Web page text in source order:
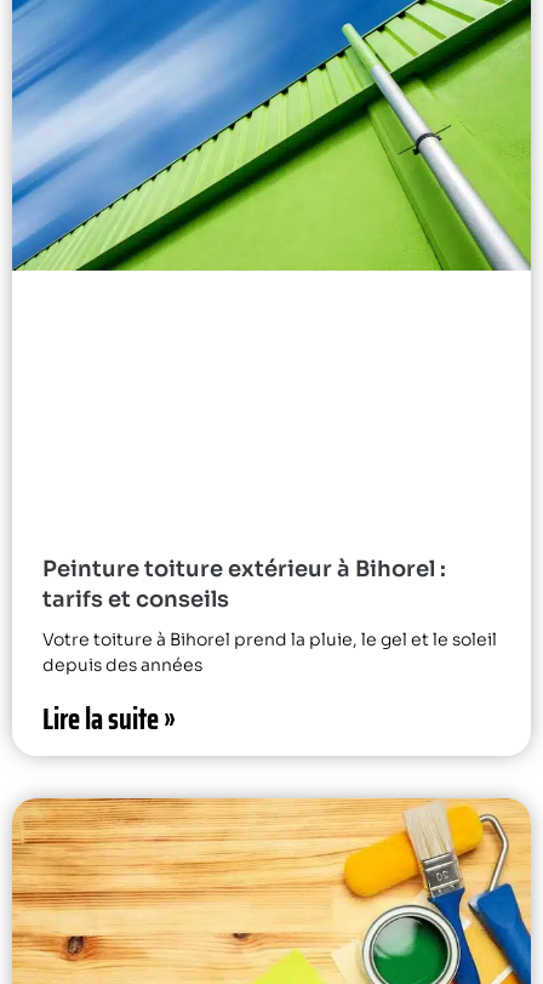
Peinture toiture extérieur à Bihorel :
tarifs et conseils
Votre toiture à Bihorel prend la pluie, le gel et le soleil
depuis des années
Lire la suite »